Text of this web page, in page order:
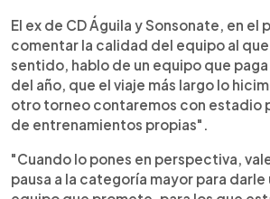
El ex de CD Águila y Sonsonate, en el
comentar la calidad del equipo al
sentido, hablo de un equipo que
del año, que el viaje más largo lo
otro torneo contaremos con estadio
de entrenamientos propias".
"Cuando lo pones en perspectiva,
pausa a la categoría mayor para darle